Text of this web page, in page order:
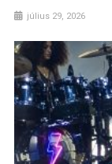
július 29, 2026